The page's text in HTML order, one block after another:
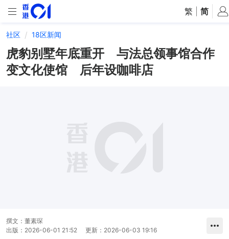
繁 简
社区 18区新闻
虎豹别墅年底重开 与法总领事馆合作
变文化使馆 后年设咖啡店
撰文： 董素琛
出版： 2026-06-01 21:52 更新： 2026-06-03 19:16